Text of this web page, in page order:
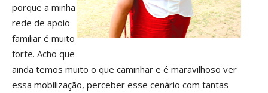
porque a minha
rede de apoio
familiar é muito
forte. Acho que
ainda temos muito o que caminhar e é maravilhoso ver
essa mobilização, perceber esse cenário com tantas